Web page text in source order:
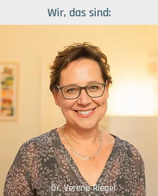
Wir, das sind:
Dr. Verena Riegel